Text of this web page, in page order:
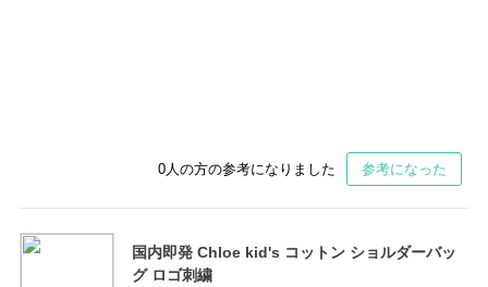
0 人の方の参考になりました 参考になった
国内即発 Chloe kid's コットン ショルダーバッ
グ ロゴ刺繍